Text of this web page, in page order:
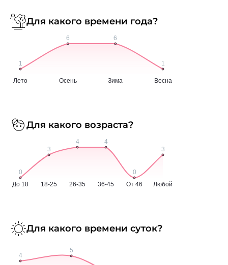
Для какого времени года?
Для какого возраста?
Для какого времени суток?